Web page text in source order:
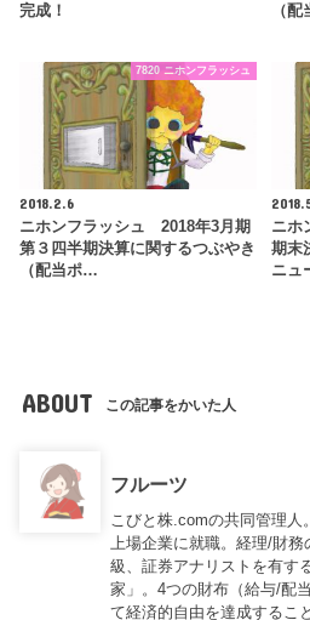
完成！
（
7820 ニホンフラッシュ
2018.2.6
ニホンフラッシュ 2018年3月期
第３四半期決算に関するつぶやき
（配当ポ…
ニホ
期末
ニュ
ABOUT この記事をかいた人
フルーツ
こびと株.comの共同管理
上場企業に就職。経理/財
級、証券アナリストを有す
家」。4つの財布（給与/配
て経済的自由を達成するこ